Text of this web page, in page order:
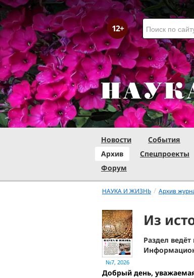
Новости События
Архив
Спецпроекты
Форум
НАУКА И ЖИЗНЬ / Архив
№7, 2026
Из
Раздел
Добрый день,